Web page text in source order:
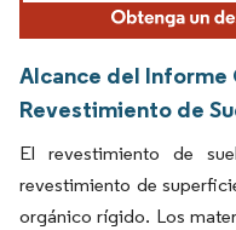
Alcance del
Revestimiento de
El revestimiento de
revestimiento de
orgánico rígido. Los